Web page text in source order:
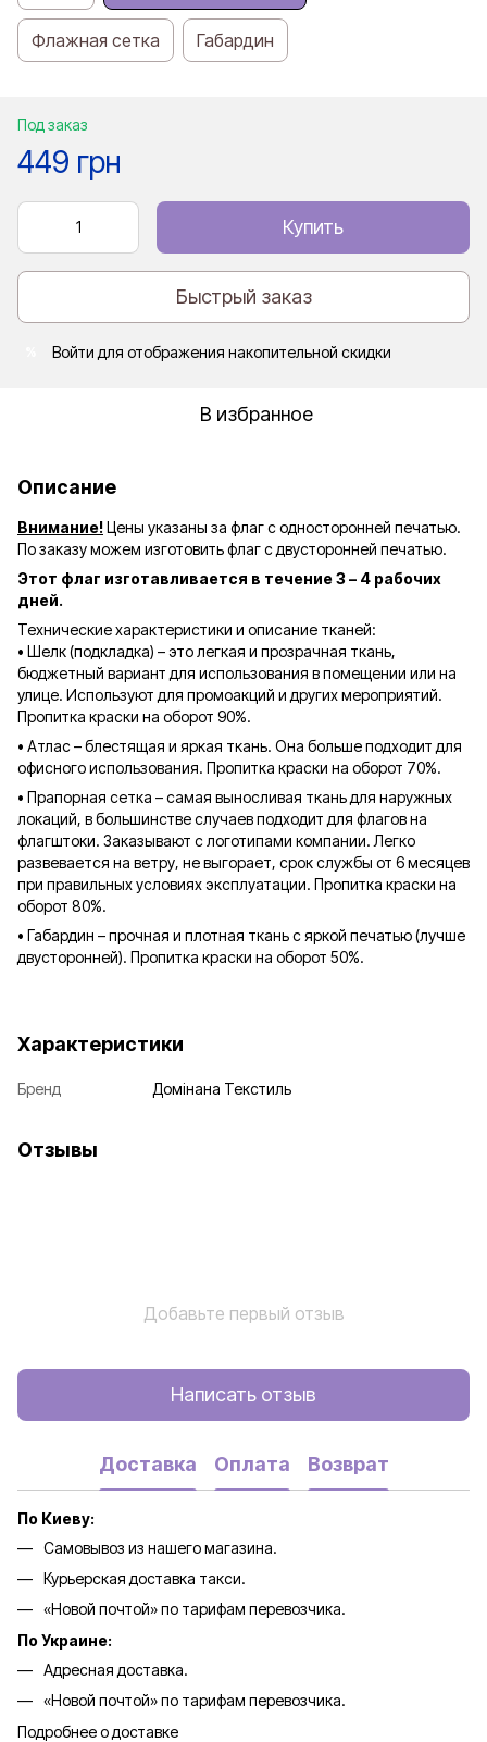
Флажная сетка Габардин
Под заказ
449 грн
Купить
Быстрый заказ
Войти для отображения накопительной скидки
В избранное
Описание
Внимание!Цены указаны за флаг с односторонней печатью.
По заказу можем изготовить флаг с двусторонней печатью.
Этот флаг изготавливается в течение 3 – 4 рабочих
дней.
Технические характеристики и описание тканей:
• Шелк (подкладка) – это легкая и прозрачная ткань,
бюджетный вариант для использования в помещении или на
улице. Используют для промоакций и других мероприятий.
Пропитка краски на оборот 90%.
• Атлас – блестящая и яркая ткань. Она больше подходит для
офисного использования. Пропитка краски на оборот 70%.
• Прапорная сетка – самая выносливая ткань для наружных
локаций, в большинстве случаев подходит для флагов на
флагштоки. Заказывают с логотипами компании. Легко
развевается на ветру, не выгорает, срок службы от 6 месяцев
при правильных условиях эксплуатации. Пропитка краски на
оборот 80%.
• Габардин – прочная и плотная ткань с яркой печатью (лучше
двусторонней). Пропитка краски на оборот 50%.
Характеристики
Бренд Домінана Текстиль
Отзывы
Добавьте первый отзыв
Написать отзыв
Доставка Оплата Возврат
По Киеву:
Самовывоз из нашего магазина.
Курьерская доставка такси.
«Новой почтой» по тарифам перевозчика.
По Украине:
Адресная доставка.
«Новой почтой» по тарифам перевозчика.
Подробнее о доставке